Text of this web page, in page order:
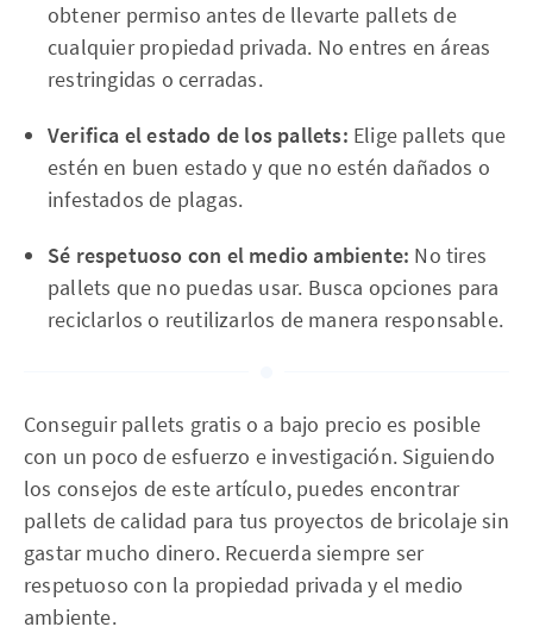
obtener permiso antes de llevarte pallets de
cualquier propiedad privada. No entres en áreas
restringidas o cerradas.
Verifica el estado de los pallets: Elige pallets que
estén en buen estado y que no estén dañados o
infestados de plagas.
Sé respetuoso con el medio ambiente: No tires
pallets que no puedas usar. Busca opciones para
reciclarlos o reutilizarlos de manera responsable.
Conseguir pallets gratis o a bajo precio es posible
con un poco de esfuerzo e investigación. Siguiendo
los consejos de este artículo, puedes encontrar
pallets de calidad para tus proyectos de bricolaje sin
gastar mucho dinero. Recuerda siempre ser
respetuoso con la propiedad privada y el medio
ambiente.